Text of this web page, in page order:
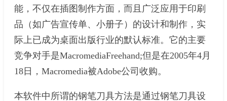
能，不仅在插图制作方面，而且广泛应用于印刷
品（如广告宣传单、小册子）的设计和制作，实
际上已成为桌面出版行业的默认标准。它的主要
竞争对手是MacromediaFreehand;但是在2005年4月
18日，Macromedia被Adobe公司收购。
本软件中所谓的钢笔刀具方法是通过钢笔刀具设